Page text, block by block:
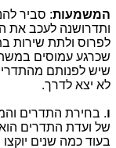
המשמעות: סביר
ותדרושנה לעכב את
שכרגע עמוסים
שיש לפנותם
לא יצא לדרך.
ו. בחירת התדרים